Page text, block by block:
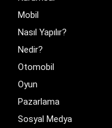
Mobil
Nasıl Yapılır?
Nedir?
Otomobil
Oyun
Pazarlama
Sosyal Medya